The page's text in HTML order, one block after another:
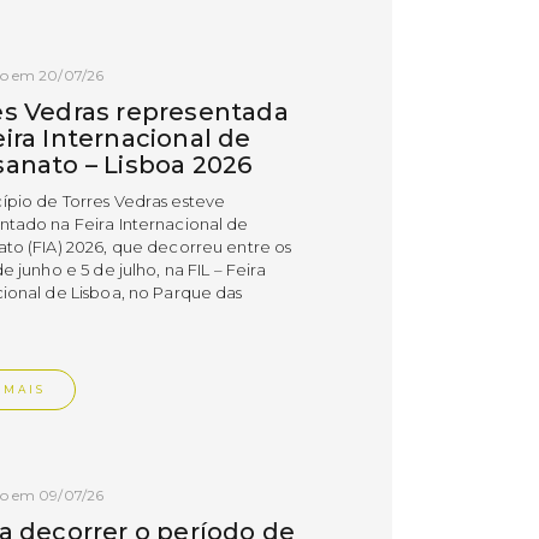
em 20/07/26
Vedras representada
Internacional de
– Lisboa 2026
de Torres Vedras esteve
na Feira Internacional de
(FIA) 2026, que decorreu entre os
junho e 5 de julho, na FIL – Feira
de Lisboa, no Parque das
MAIS
em 09/07/26
decorrer o período de